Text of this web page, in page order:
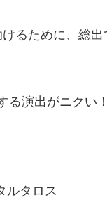
るために、総
る演出がニクい！
タロス